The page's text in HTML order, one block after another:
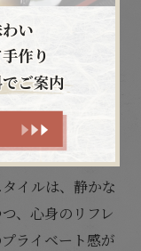
くことが大切で
、余裕を持った
ズにします。
新たなスタ
イルは、静かな
、心身のリフレ
ライベート感が